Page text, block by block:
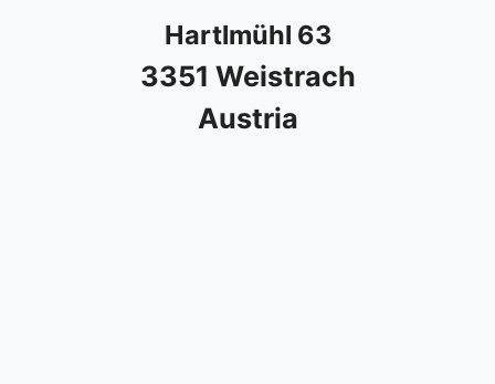
Hartlmühl 63
3351 Weistrach
Austria